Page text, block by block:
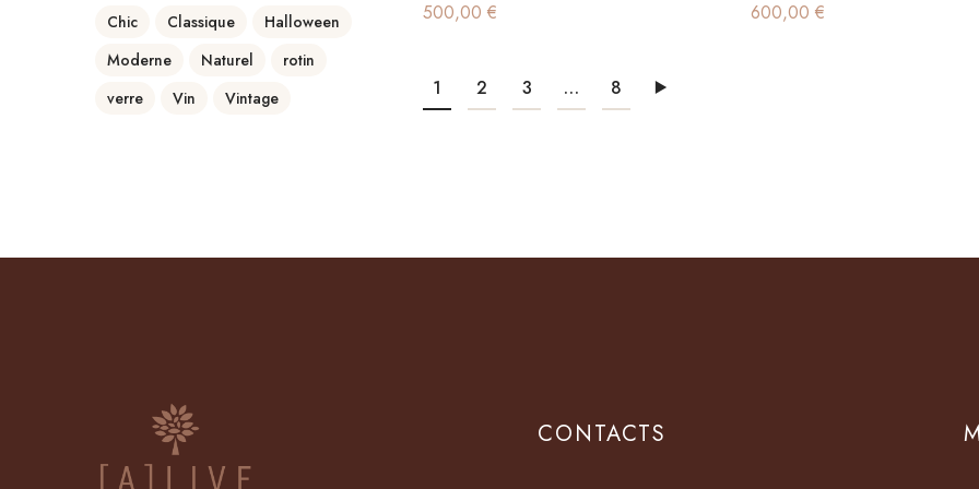
500,00 € 600,00 €
1 2 3 … 8
Chic
Classique
Halloween
Moderne
Naturel
rotin
verre
Vin Vintage
CONTACTS